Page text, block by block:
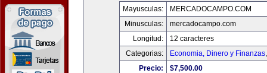
Mayusculas:
MERCADOCAMPO.COM
Minusculas:
mercadocampo.com
Longitud:
12 caracteres
Categorias:
Economia, Dinero y Finanzas
Precio:
$7,500.00